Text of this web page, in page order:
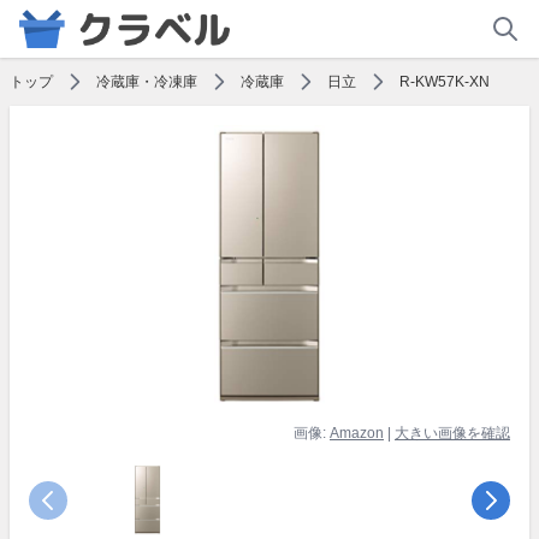
トップ 冷蔵庫・冷凍庫 冷蔵庫 日立 R-KW57K-XN
画像: Amazon 大きい画像を確認